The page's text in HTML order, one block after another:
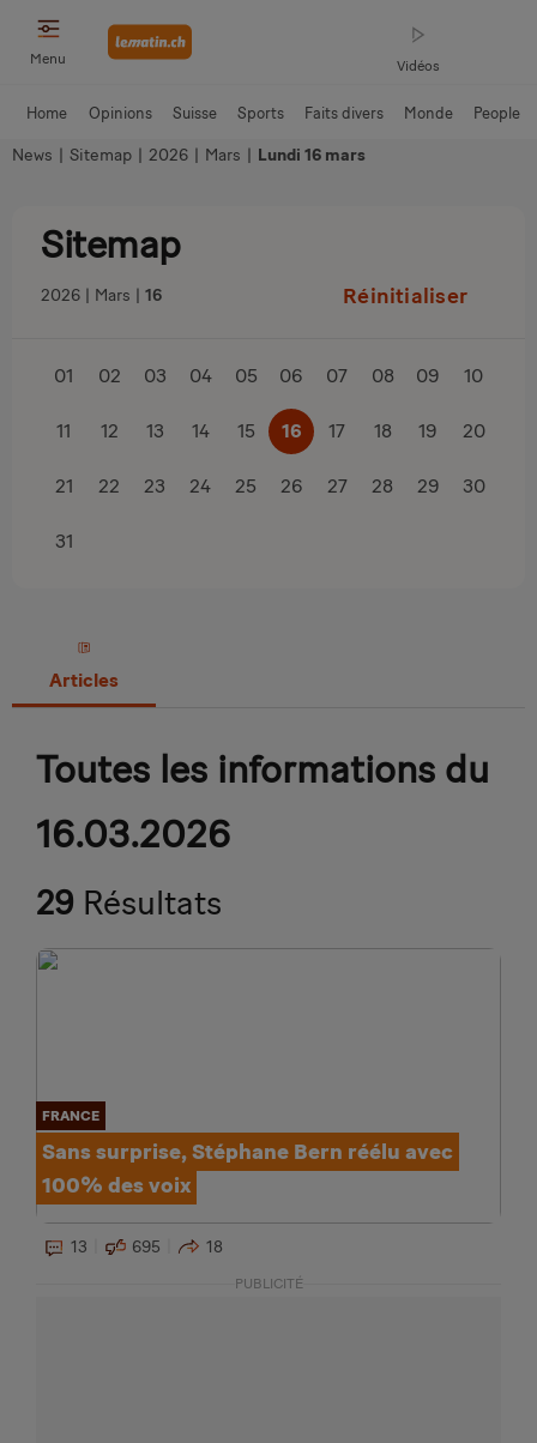
Menu
Home Opinions Suisse Sports Faits divers Monde People
Vidéos
News | Sitemap | 2026 | Mars | Lundi 16 mars
Sitemap
2026 Mars 16 Réinitialiser
01 02 03 04 05 06 07 08 09 10
11 12 13 14 15 16 17 18 19 20
21 22 23 24 25 26 27 28 29 30
31
Articles
Toutes les informations du
16.03.2026
29 Résultats
FRANCE
Sans surprise, Stéphane Bern réélu avec
100% des voix
13 695 18
PUBLICITÉ